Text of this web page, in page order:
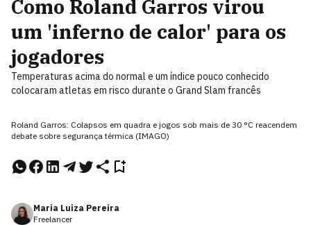
Como Roland Garros virou
um 'inferno de calor' para os
jogadores
Temperaturas acima do normal e um índice pouco conhecido
colocaram atletas em risco durante o Grand Slam francês
Roland Garros: Colapsos em quadra e jogos sob mais de 30 °C reacendem
debate sobre segurança térmica (IMAGO)
Maria Luiza Pereira
Freelancer